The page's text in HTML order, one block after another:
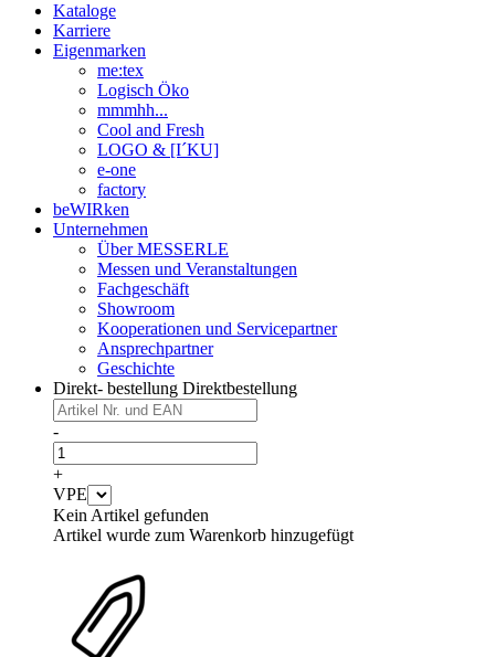
Kataloge
Karriere
Eigenmarken
me:tex
Logisch Öko
mmmhh...
Cool and Fresh
LOGO & [I´KU]
e-one
factory
beWIRken
Unternehmen
Über MESSERLE
Messen und Veranstaltungen
Fachgeschäft
Showroom
Kooperationen und Servicepartner
Ansprechpartner
Geschichte
Direkt- bestellung Direktbestellung
-
+
VPE
Kein Artikel gefunden
Artikel wurde zum Warenkorb hinzugefügt